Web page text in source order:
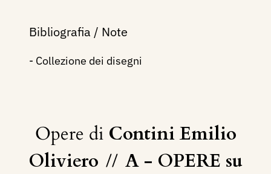
Bibliografia / Note
- Collezione dei disegni
Opere di Contini Emilio
Oliviero // A - OPERE su